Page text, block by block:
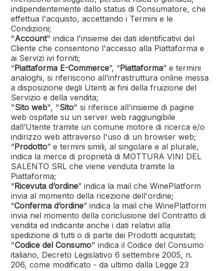
indipendentemente dallo status di Consumatore, che
effettua l'acquisto, accettando i Termini e le
Condizioni;
"Account" indica l'insieme dei dati identificativi del
Cliente che consentono l'accesso alla Piattaforma e
ai Servizi ivi forniti;
“Piattaforma E-Commerce”, “Piattaforma” e termini
analoghi, si riferiscono all’infrastruttura online messa
a disposizione degli Utenti ai fini della fruizione del
Servizio e della vendita;
"Sito web", "Sito" si riferisce all'insieme di pagine
web ospitate su un server web raggiungibile
dall’Utente tramite un comune motore di ricerca e/o
indirizzo web attraverso l'uso di un browser web;
“Prodotto” e termini simili, al singolare e al plurale,
indica la merce di proprietà di MOTTURA VINI DEL
SALENTO SRLche viene venduta tramite la
Piattaforma;
“Ricevuta d’ordine” indica la mail che WinePlatform
invia al momento della ricezione dell'ordine;
“Conferma d’ordine” indica la mail che WinePlatform
invia nel momento della conclusione del Contratto di
vendita ed indicante anche i dati relativi alla
spedizione di tutti o di parte dei Prodotti acquistati;
"Codice del Consumo" indica il Codice del Consumo
italiano, Decreto Legislativo 6 settembre 2005, n.
206, come modificato - da ultimo dalla Legge 23